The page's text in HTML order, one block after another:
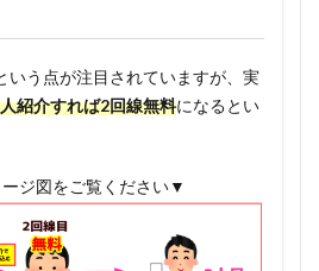
いう点が注目されていますが、実
紹介すれば2回線無料になるとい
ジ図をご覧ください▼